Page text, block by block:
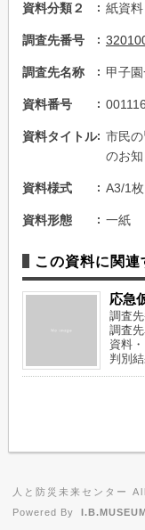
資料分類２ 紙資料
調査先番号
調査先名称 甲子
資料番号 001116
資料タイトル
市民
のお
資料様式 A3/1枚
資料形態 一紙
この資料に関連
応急
調査
調査
資料
判別
人と防災未来センタ
Powered By